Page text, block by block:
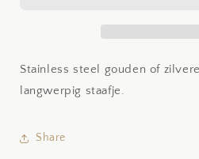
Stainless steel gouden of
langwerpig staafje.
Share